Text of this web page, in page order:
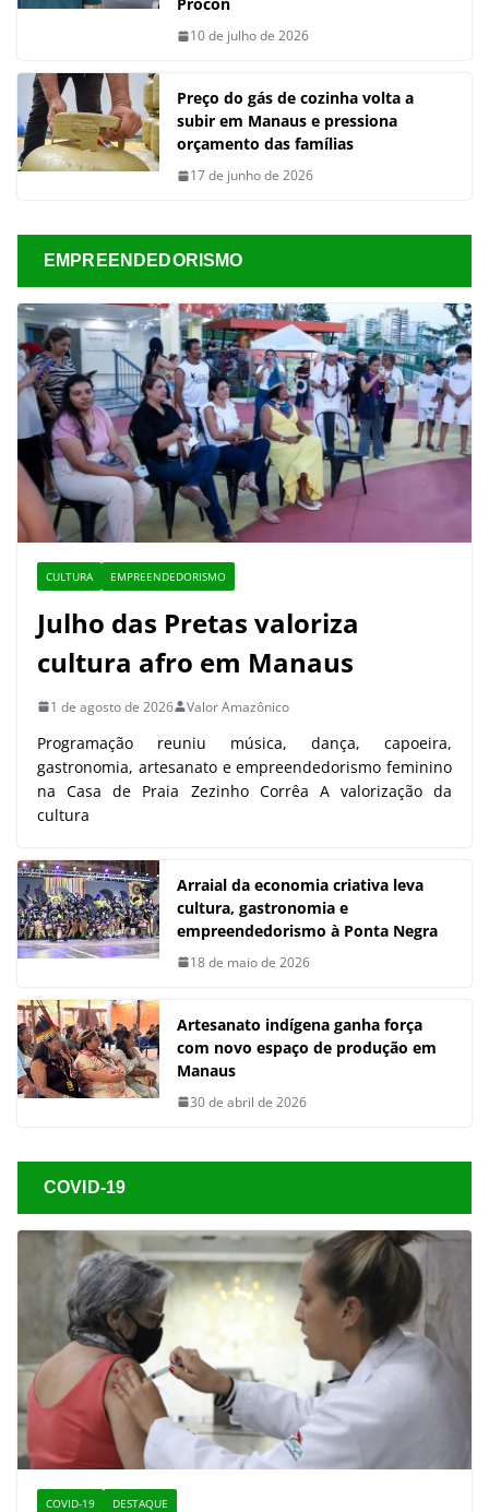
Procon
10 de julho de 2026
Preço do gás de cozinha volta a
subir em Manaus e pressiona
orçamento das famílias
17 de junho de 2026
EMPREENDEDORISMO
CULTURA EMPREENDEDORISMO
Julho das Pretas valoriza
cultura afro em Manaus
1 de agosto de 2026 Valor Amazônico
Programação reuniu música, dança, capoeira,
gastronomia, artesanato e empreendedorismo feminino
na Casa de Praia Zezinho Corrêa A valorização da
cultura
Arraial da economia criativa leva
cultura, gastronomia e
empreendedorismo à Ponta Negra
18 de maio de 2026
Artesanato indígena ganha força
com novo espaço de produção em
Manaus
30 de abril de 2026
COVID-19
COVID-19 DESTAQUE